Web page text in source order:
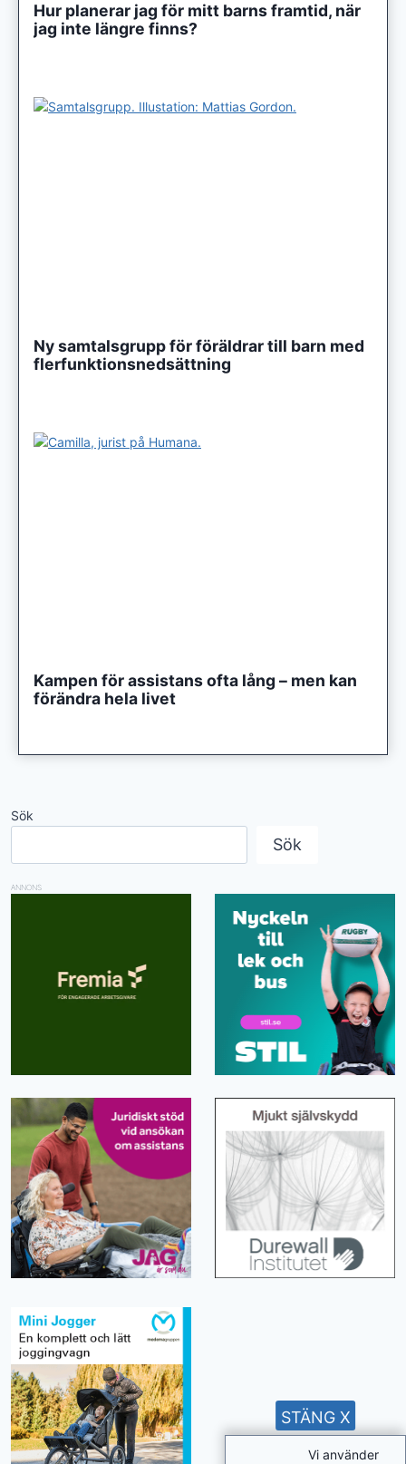
Hur planerar jag för mitt barns framtid, när
jag inte längre finns?
Ny samtalsgrupp för föräldrar till barn med
flerfunktionsnedsättning
Kampen för assistans ofta lång – men kan
förändra hela livet
Sök
Sök
ANNONS
Vi använder
STÄNG X